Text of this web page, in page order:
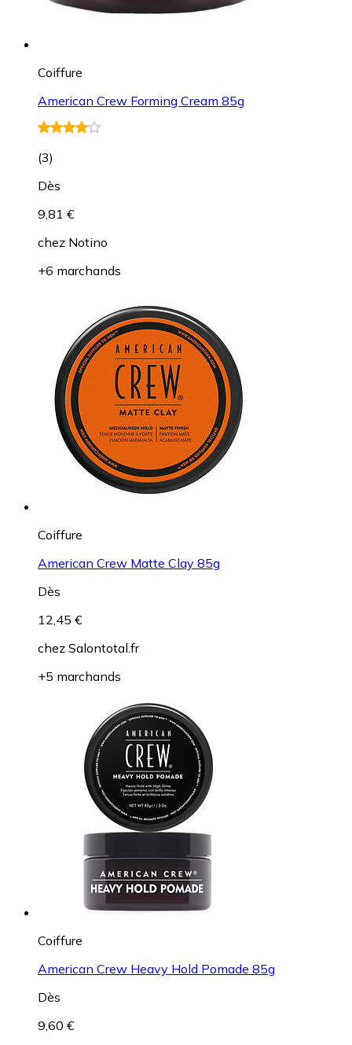
Coiffure
American Crew Forming Cream 85g
(3)
Dès
9,81 €
chez Notino
+6 marchands
Coiffure
American Crew Matte Clay 85g
Dès
12,45 €
chez Salontotal.fr
+5 marchands
Coiffure
American Crew Heavy Hold Pomade 85g
Dès
9,60 €